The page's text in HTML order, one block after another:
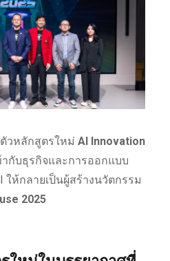
วหลักสูตรใหม่ AI Innovation
กับธุรกิจและการออกแบบ
ห้กลายเป็นผู้สร้างนวัตกรรม
2025